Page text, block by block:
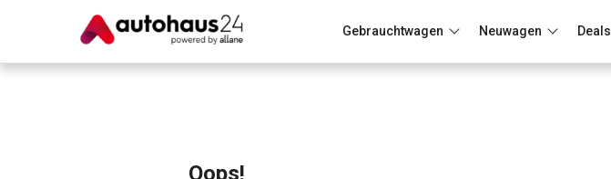
Gebrauchtwagen Neuwagen Deals